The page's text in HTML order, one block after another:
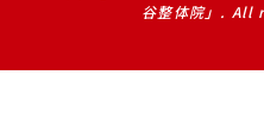
谷整体院」.